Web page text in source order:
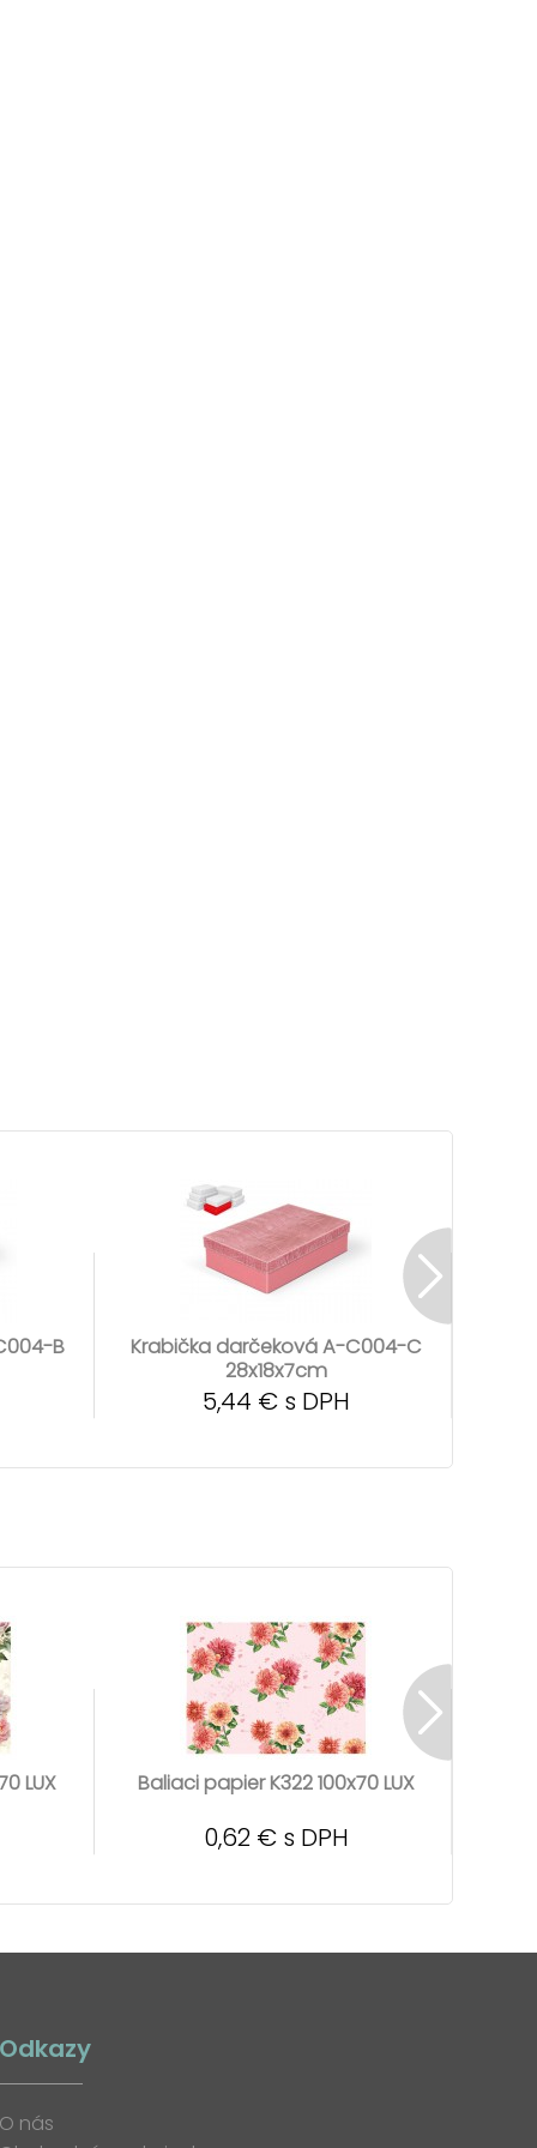
B
Krabička darčeková A-C004-C
28x18x7cm
5,44 € s DPH
LUX Baliaci papier K322 100x70 LUX
0,62 € s DPH
Odkazy
O nás